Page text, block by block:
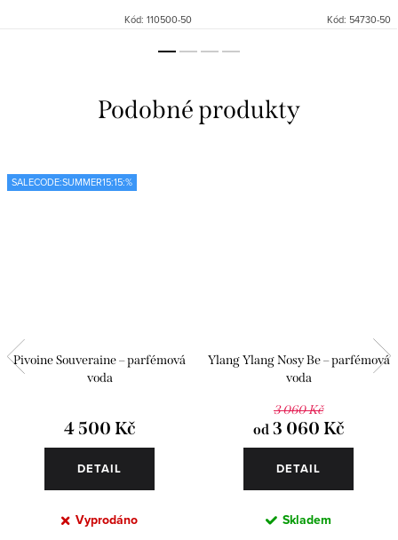
Kód: 110500-50 Kód: 54730-50
SALECODE:SUMMER15:15:%
Pivoine Souveraine – parfémová
voda
4 500 Kč
DETAIL
Vyprodáno
Ylang Ylang Nosy Be – parfémová
voda
3 060 Kč
od3 060 Kč
DETAIL
Skladem